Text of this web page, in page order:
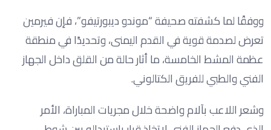
ووفقًا لما كشفته صحيفة “موندو ديبورتيفو”، فإن فيرمين
تعرض لصدمة قوية في القدم اليمنى، وتحديدًا في منطقة
عظمة المشط الخامسة، ما أثار حالة من القلق داخل الجهاز
الفني والطبي للفريق الكتالوني.
وشعر اللاعب بآلام واضحة خلال مجريات المباراة، الأمر